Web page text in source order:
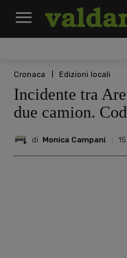
Cronaca Edizioni locali
Incidente tra
due camion.
di Monica Campani